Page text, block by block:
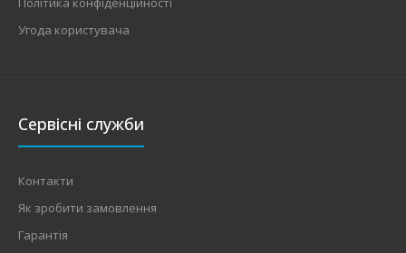
Угода користувача
Сервісні служби
Контакти
Як зробити замовлення
Гарантія